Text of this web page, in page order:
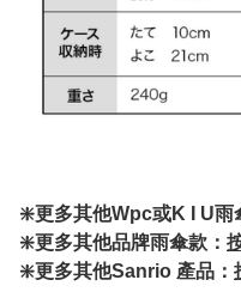
❇️更多其他Wpc或K I U雨
❇️更多其他品牌雨傘款：
❇️更多其他Sanrio 產品：